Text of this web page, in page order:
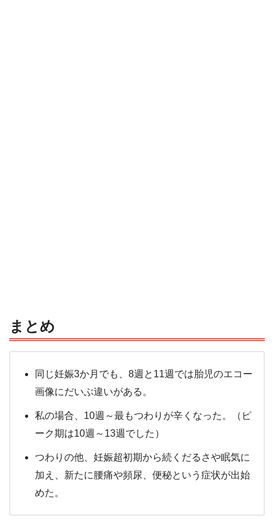
まとめ
同じ妊娠3か月でも、8週と11週では胎児のエコー
画像にだいぶ違いがある。
私の場合、10週～最もつわりが辛くなった。（ピ
ーク期は10週～13週でした）
つわりの他、妊娠超初期から続くだるさや眠気に
加え、新たに腰痛や頻尿、便秘という症状が出始
めた。